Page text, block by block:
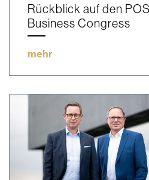
Rückblick auf den
Business Congress
mehr